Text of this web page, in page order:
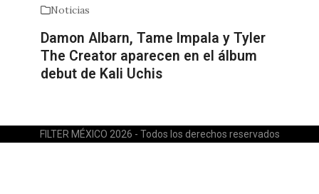
Noticias
Damon Albarn, Tame Impala y Tyler
The Creator aparecen en el álbum
debut de Kali Uchis
FILTER MÉXICO 2026 - Todos los derechos reservados